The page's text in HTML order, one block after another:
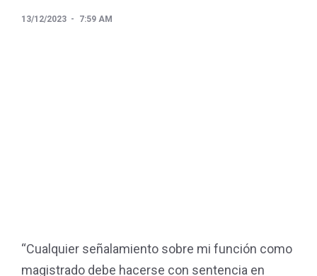
13/12/2023 7:59 AM
“Cualquier señalamiento sobre mi función como
magistrado debe hacerse con sentencia en